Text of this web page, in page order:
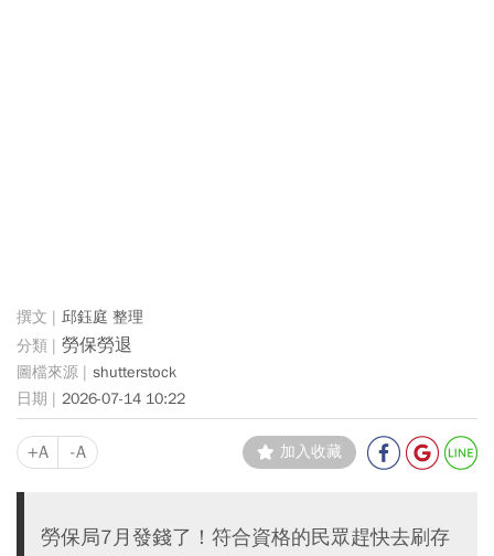
邱鈺庭 整理
勞保勞退
shutterstock
2026-07-14 10:22
+A -A 加入收藏
勞保局7月發錢了！符合資格的民眾趕快去刷存